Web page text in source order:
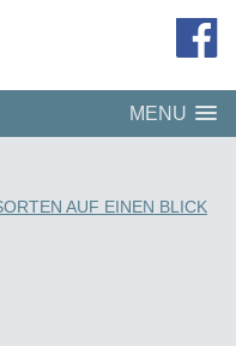
MENU
AUF EINEN BLICK